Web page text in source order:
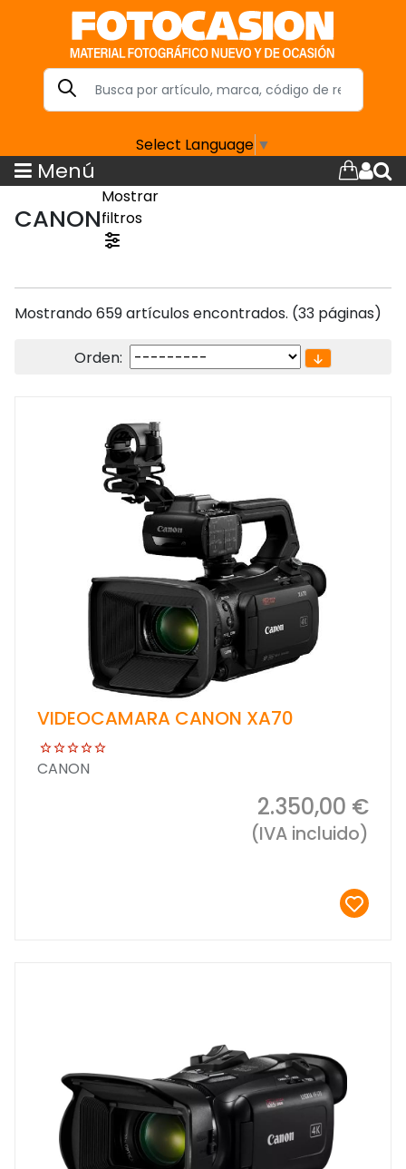
Select Language ▼
Menú
CANON
Mostrar
filtros
Mostrando 659 artículos encontrados. (33 páginas)
Orden:
VIDEOCAMARA CANON XA70
CANON
2.350,00 €
(IVA incluido)